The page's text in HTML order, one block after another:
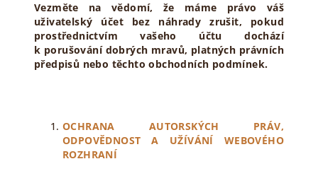
Vezměte na vědomí, že máme právo váš
uživatelský účet bez náhrady zrušit, pokud
prostřednictvím vašeho účtu dochází
k porušování dobrých mravů, platných právních
předpisů nebo těchto obchodních podmínek.
OCHRANA AUTORSKÝCH PRÁV,
ODPOVĚDNOST A UŽÍVÁNÍ WEBOVÉHO
ROZHRANÍ